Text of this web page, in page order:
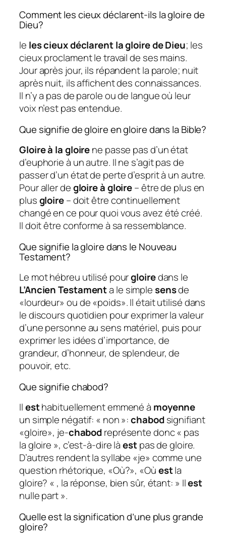
Comment les cieux déclarent-ils la gloire de
Dieu?
le les cieux déclarent la gloire de Dieu; les
cieux proclament le travail de ses mains.
Jour après jour, ils répandent la parole; nuit
après nuit, ils affichent des connaissances.
Il n’y a pas de parole ou de langue où leur
voix n’est pas entendue.
Que signifie de gloire en gloire dans la Bible?
Gloire à la gloirene passe pas d’un état
d’euphorie à un autre. Il ne s’agit pas de
passer d’un état de perte d’esprit à un autre.
Pour aller degloire à gloire– être de plus en
plusgloire– doit être continuellement
changé en ce pour quoi vous avez été créé.
Il doit être conforme à sa ressemblance.
Que signifie la gloire dans le Nouveau
Testament?
Le mot hébreu utilisé pourgloiredans le
L’Ancien Testamenta le simplesensde
«lourdeur» ou de «poids». Il était utilisé dans
le discours quotidien pour exprimer la valeur
d’une personne au sens matériel, puis pour
exprimer les idées d’importance, de
grandeur, d’honneur, de splendeur, de
pouvoir, etc.
Que signifie chabod?
Ilesthabituellement emmené à moyenne
un simple négatif: « non »:chabodsignifiant
«gloire», je-chabodreprésente donc « pas
la gloire », c’est-à-dire làestpas de gloire.
D’autres rendent la syllabe «je» comme une
question rhétorique, «Où?», «Oùestla
gloire? « , la réponse, bien sûr, étant: » Ilest
nulle part ».
Quelle est la signification d’une plus grande
gloire?